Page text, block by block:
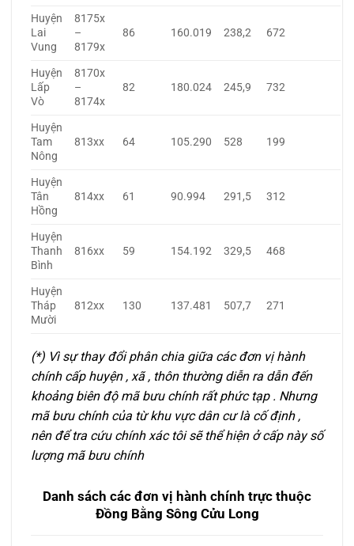
Huyện
Lai
Vung
8175x
–
8179x
86 160.019 238,2 672
Huyện
Lấp
Vò
8170x
–
8174x
82 180.024 245,9 732
Huyện
Tam
Nông
813xx 64 105.290 528 199
Huyện
Tân
Hồng
814xx 61 90.994 291,5 312
Huyện
Thanh
Bình
816xx 59 154.192 329,5 468
Huyện
Tháp
Mười
812xx 130 137.481 507,7 271
(*) Vì sự thay đổi phân chia giữa các đơn vị hành
chính cấp huyện , xã , thôn thường diễn ra dẫn đến
khoảng biên độ mã bưu chính rất phức tạp . Nhưng
mã bưu chính của từ khu vực dân cư là cố định ,
nên để tra cứu chính xác tôi sẽ thể hiện ở cấp này số
lượng mã bưu chính
Danh sách các đơn vị hành chính trực thuộc
Đồng Bằng Sông Cửu Long